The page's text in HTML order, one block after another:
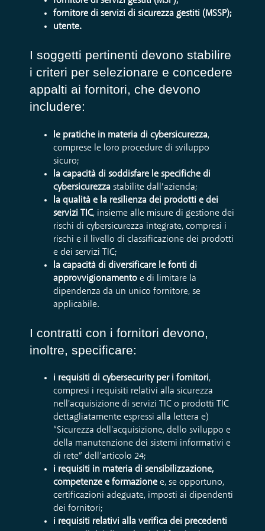
fornitore di servizi di sicurezza gestiti (MSSP);
utente.
I soggetti pertinenti devono stabilire
i criteri per selezionare e concedere
appalti ai fornitori, che devono
includere:
le pratiche in materia di cybersicurezza,
comprese le loro procedure di sviluppo
sicuro;
la capacità di soddisfare le specifiche di
cybersicurezzastabilite dall’azienda;
la qualità e la resilienza dei prodotti e dei
servizi TIC, insieme alle misure di gestione dei
rischi di cybersicurezza integrate, compresi i
rischi e il livello di classificazione dei prodotti
e dei servizi TIC;
la capacità di diversificare le fonti di
approvvigionamentoe di limitare la
dipendenza da un unico fornitore, se
applicabile.
I contratti con i fornitori devono,
inoltre, specificare:
i requisiti di cybersecurity per i fornitori,
compresi i requisiti relativi alla sicurezza
nell'acquisizione di servizi TIC o prodotti TIC
dettagliatamente espressi alla lettera e)
“Sicurezza dell'acquisizione, dello sviluppo e
della manutenzione dei sistemi informativi e
di rete” dell’articolo 24;
i requisiti in materia di sensibilizzazione,
competenze e formazionee, se opportuno,
certificazioni adeguate, imposti ai dipendenti
dei fornitori;
i requisiti relativi alla verifica dei precedenti